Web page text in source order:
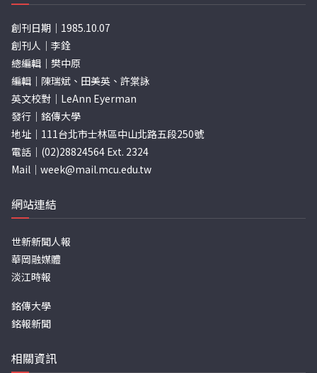
創刊日期｜1985.10.07
創刊人｜李銓
總編輯｜樊中原
編輯｜陳瑞斌、田美英、許棠詠
英文校對｜LeAnn Eyerman
發行｜銘傳大學
地址｜111台北市士林區中山北路五段250號
電話｜(02)28824564 Ext. 2324
Mail｜ week@mail.mcu.edu.tw
網站連結
世新新聞人報
華岡融媒體
淡江時報
銘傳大學
銘報新聞
相關資訊